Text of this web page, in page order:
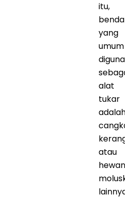
itu,
benda
yang
umum
alat
tukar
atau
hewan